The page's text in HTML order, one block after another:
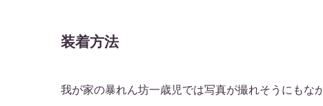
装着方法
我が家の暴れん坊一歳児では写真が撮れそうにもな